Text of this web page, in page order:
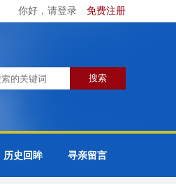
你好，请登录 免费注册
历史回眸 寻亲留言